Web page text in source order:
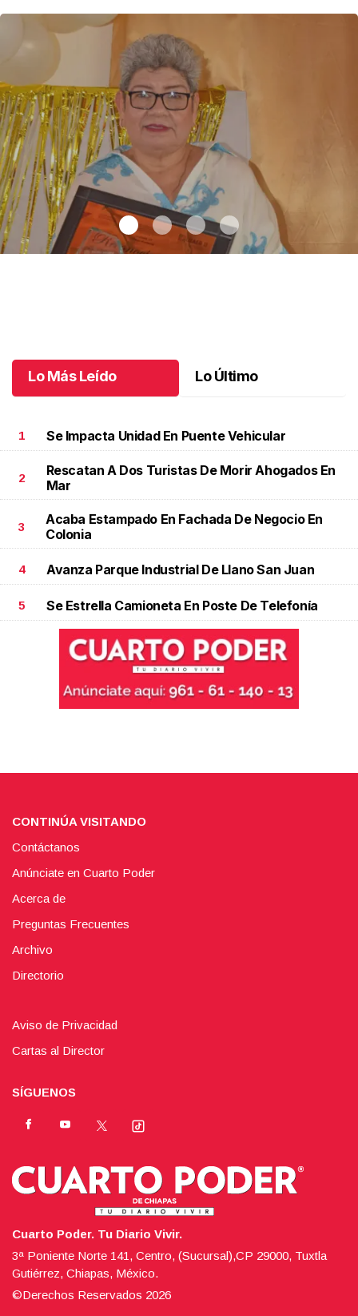
Lo Más Leído Lo Último
1 Se Impacta Unidad En Puente Vehicular
2
Rescatan A Dos Turistas De Morir Ahogados En
Mar
3
Acaba Estampado En Fachada De Negocio En
Colonia
4 Avanza Parque Industrial De Llano San Juan
5 Se Estrella Camioneta En Poste De Telefonía
CONTINÚA VISITANDO
Contáctanos
Anúnciate en Cuarto Poder
Acerca de
Preguntas Frecuentes
Archivo
Directorio
Aviso de Privacidad
Cartas al Director
SÍGUENOS
Cuarto Poder. Tu Diario Vivir.
3ª Poniente Norte 141, Centro, (Sucursal),CP 29000, Tuxtla
Gutiérrez, Chiapas, México.
©Derechos Reservados 2026